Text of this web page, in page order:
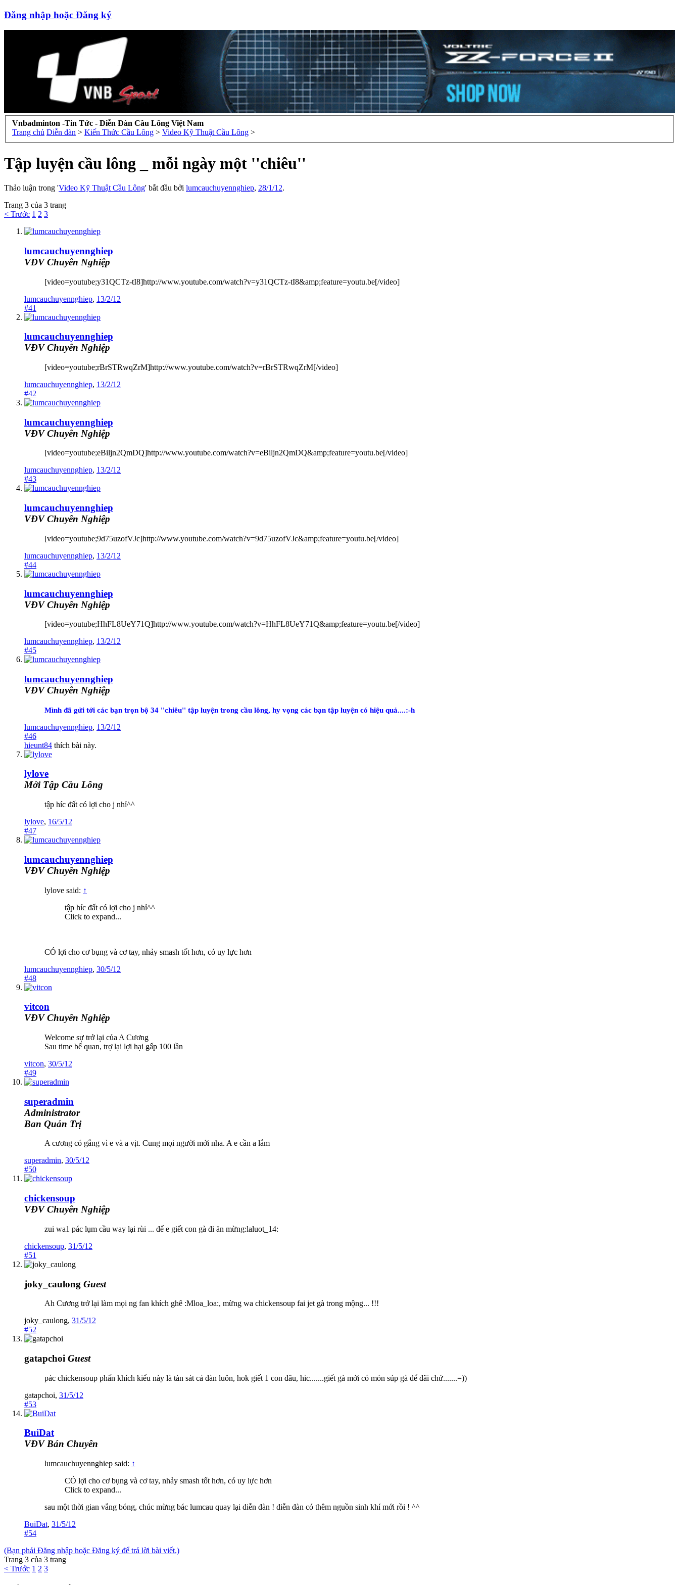
Đăng nhập hoặc Đăng ký
Vnbadminton -Tin Tức - Diễn Đàn Cầu Lông Việt Nam
Trang chủ Diễn đàn > Kiến Thức Cầu Lông > Video Kỹ Thuật Cầu Lông >
Tập luyện cầu lông _ mỗi ngày một ''chiêu''
Thảo luận trong 'Video Kỹ Thuật Cầu Lông' bắt đầu bởi lumcauchuyennghiep, 28/1/12.
Trang 3 của 3 trang
< Trước 1 2 3
lumcauchuyennghiep
VĐV Chuyên Nghiệp
[video=youtube;y31QCTz-tI8]http://www.youtube.com/watch?v=y31QCTz-tI8&amp;feature=youtu.be[/video]
lumcauchuyennghiep, 13/2/12
#41
lumcauchuyennghiep
VĐV Chuyên Nghiệp
[video=youtube;rBrSTRwqZrM]http://www.youtube.com/watch?v=rBrSTRwqZrM[/video]
lumcauchuyennghiep, 13/2/12
#42
lumcauchuyennghiep
VĐV Chuyên Nghiệp
[video=youtube;eBiljn2QmDQ]http://www.youtube.com/watch?v=eBiljn2QmDQ&amp;feature=youtu.be[/video]
lumcauchuyennghiep, 13/2/12
#43
lumcauchuyennghiep
VĐV Chuyên Nghiệp
[video=youtube;9d75uzofVJc]http://www.youtube.com/watch?v=9d75uzofVJc&amp;feature=youtu.be[/video]
lumcauchuyennghiep, 13/2/12
#44
lumcauchuyennghiep
VĐV Chuyên Nghiệp
[video=youtube;HhFL8UeY71Q]http://www.youtube.com/watch?v=HhFL8UeY71Q&amp;feature=youtu.be[/video]
lumcauchuyennghiep, 13/2/12
#45
lumcauchuyennghiep
VĐV Chuyên Nghiệp
Mình đã gửi tới các bạn trọn bộ 34 ''chiêu'' tập luyện trong cầu lông, hy vọng các bạn tập luyện có hiệu quả....:-h
lumcauchuyennghiep, 13/2/12
#46
hieunt84 thích bài này.
lylove
Mới Tập Cầu Lông
tập híc đất có lợi cho j nhỉ^^
lylove, 16/5/12
#47
lumcauchuyennghiep
VĐV Chuyên Nghiệp
lylove said: ↑
tập híc đất có lợi cho j nhỉ^^
Click to expand...
CÓ lợi cho cơ bụng và cơ tay, nhảy smash tốt hơn, có uy lực hơn
lumcauchuyennghiep, 30/5/12
#48
vitcon
VĐV Chuyên Nghiệp
Welcome sự trở lại của A Cương
Sau time bế quan, trợ lại lợi hại gấp 100 lần
vitcon, 30/5/12
#49
superadmin
Administrator
Ban Quản Trị
A cương có gắng vì e và a vịt. Cung mọi người mới nha. A e cần a lắm
superadmin, 30/5/12
#50
chickensoup
VĐV Chuyên Nghiệp
zui wa1 pác lụm cầu way lại rùi ... để e giết con gà đi ăn mừng:laluot_14:
chickensoup, 31/5/12
#51
joky_caulong Guest
Ah Cương trở lại làm mọi ng fan khích ghê :Mloa_loa:, mừng wa chickensoup fai jet gà trong mộng... !!!
joky_caulong, 31/5/12
#52
gatapchoi Guest
pác chickensoup phấn khích kiểu này là tàn sát cả đàn luôn, hok giết 1 con đâu, hic.......giết gà mới có món súp gà để đãi chứ.......=))
gatapchoi, 31/5/12
#53
BuiDat
VĐV Bán Chuyên
lumcauchuyennghiep said: ↑
CÓ lợi cho cơ bụng và cơ tay, nhảy smash tốt hơn, có uy lực hơn
Click to expand...
sau một thời gian vắng bóng, chúc mừng bác lumcau quay lại diễn đàn ! diễn đàn có thêm nguồn sinh khí mới rồi ! ^^
BuiDat, 31/5/12
#54
(Bạn phải Đăng nhập hoặc Đăng ký để trả lời bài viết.)
Trang 3 của 3 trang
< Trước 1 2 3